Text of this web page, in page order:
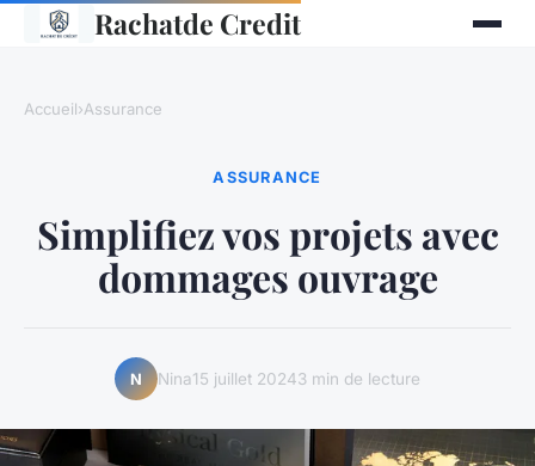
Rachatde Credit
Accueil›Assurance
ASSURANCE
Simplifiez vos projets avec
dommages ouvrage
N Nina15 juillet 20243 min de lecture